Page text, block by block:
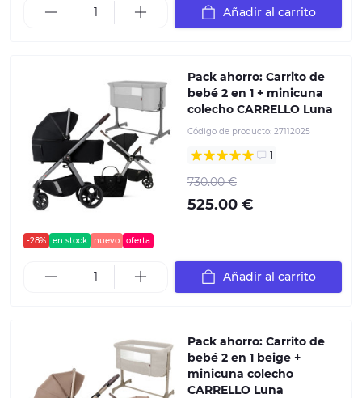
Añadir al carrito
-28% en stock nuevo oferta
Pack ahorro: Carrito de
bebé 2 en 1 + minicuna
colecho CARRELLO Luna
Código de producto: 27112025
1
730.00 €
525.00 €
Añadir al carrito
Pack ahorro: Carrito de
bebé 2 en 1 beige +
minicuna colecho
CARRELLO Luna